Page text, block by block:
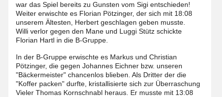
war das Spiel bereits zu Gunsten vom Sigi entschieden!
Weiter erwischte es Florian Pötzinger, der sich mit 18:08
unserem Ältesten, Herbert geschlagen geben musste.
Willi verlor gegen den Mane und Luggi Stütz schickte
Florian Hartl in die B-Gruppe.
In der B-Gruppe erwischte es Markus und Christian
Pötzinger, die gegen Johannes Eichner bzw. unseren
"Bäckermeister" chancenlos blieben. Als Dritter der die
"Koffer packen" durfte, kristallisierte sich zur Überraschung
Vieler Thomas Kornschnabl heraus. Er musste mit 13:08